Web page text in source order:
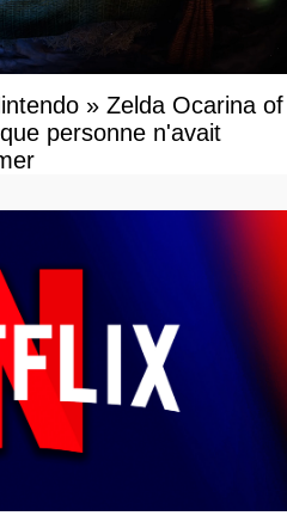
» Zelda Ocarina of
personne n'avait